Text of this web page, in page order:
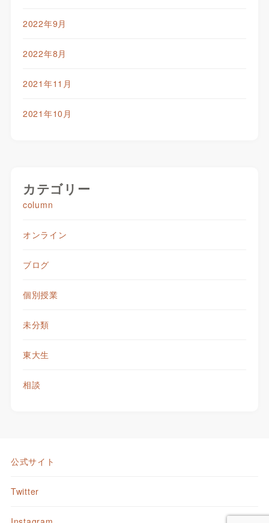
2022年9月
2022年8月
2021年11月
2021年10月
カテゴリー
column
オンライン
ブログ
個別授業
未分類
東大生
相談
公式サイト
Twitter